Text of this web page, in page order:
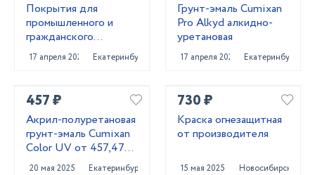
Покрытия для
промышленного и
гражданского
строительства от
поставщика
17 апреля 2025 Екатеринбург
Грунт-эмаль Cumixan
Pro Alkyd алкидно-
уретановая
17 апреля 2025 Екатеринбург
457 ₽
Акрил-полуретановая
грунт-эмаль Cumixan
Color UV от 457,47
рублей
20 мая 2025 Екатеринбург
730 ₽
Краска огнезащитная
от производителя
15 мая 2025 Новосибирск